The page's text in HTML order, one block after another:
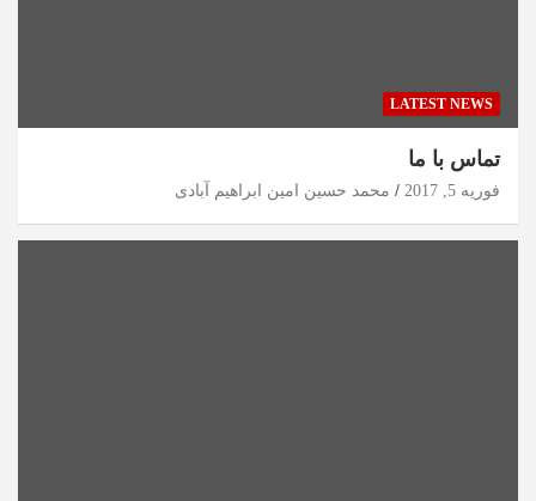
LATEST NEWS
تماس با ما
فوریه 5, 2017 محمد حسین امین ابراهیم آبادی